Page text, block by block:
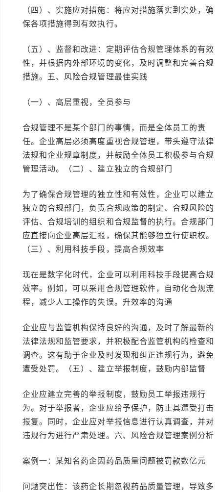
（四）、实施应对措施：将应对措施落实到实处，确
保各项措施得到有效执行。
（五）、监督和改进：定期评估合规管理体系的有效
性，并根据内外部环境的变化，及时调整和完善合规
措施。五、风险合规管理最佳实践
（一）、高层重视，全员参与
合规管理不是某个部门的事情，而是全体员工的责
任。企业高层必须高度重视合规管理，带头遵守法律
法规和企业规章制度，并鼓励全体员工积极参与合规
管理活动。（二）、建立独立的合规部门
为了确保合规管理的独立性和有效性，企业可以建立
独立的合规部门，负责合规政策的制定、合规风险的
评估、合规培训的组织和合规监督的执行。合规部门
应直接向企业高层汇报，确保其能够独立行使职权。
（三）、利用科技手段，提高合规效率
现在是数字化时代，企业可以利用科技手段提高合规
效率。例如，可以采用合规管理软件，自动化合规流
程，减少人工操作的失误。升效率的沟通
企业应与监管机构保持良好的沟通，及时了解最新的
法律法规和监管要求，并积极配合监管机构的检查和
调查。这有助于企业及时发现和纠正违规行为，避免
遭受处罚。（五）、建立举报制度，鼓励内部监督
企业应建立完善的举报制度，鼓励员工举报违规行
为。对于举报者，企业应给予保护，防止其遭受打击
报复。同时，企业应对举报信息进行认真调查，并对
违规行为进行严肃处理。六、风险合规管理案例分析
案例一：某知名药企因药品质量问题被罚款数亿元
问题突出性：该药企长期忽视药品质量管理，导致多